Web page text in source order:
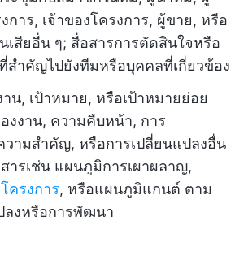
การ, เจ้าของโครงการ, ผู้ขาย, หรือ
เสียอื่น ๆ; สื่อสารการตัดสินใจหรือ
สำคัญไปยังทีมหรือบุคคลที่เกี่ยวข้อง
น, เป้าหมาย, หรือเป้าหมายย่อย
งงาน, ความคืบหน้า, การ
วามสำคัญ, หรือการเปลี่ยนแปลงอื่น
สารเช่น แผนภูมิการเผาผลาญ,
ครงการ, หรือแผนภูมิแกนต์ ตาม
ลงหรือการพัฒนา